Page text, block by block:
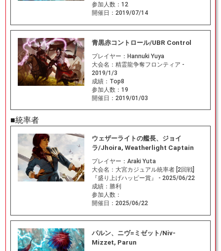
参加人数： 12
開催日： 2019/07/14
青黒赤コントロール/UBR Control
プレイヤー： Hannuki Yuya
大会名： 精霊龍争奪フロンティア -
2019/1/3
成績： Top8
参加人数： 19
開催日： 2019/01/03
■統率者
ウェザーライトの艦長、ジョイ
ラ/Jhoira, Weatherlight Captain
プレイヤー： Araki Yuta
大会名： 大宮カジュアル統率者 [2回戦]
『盛り上げハッピー賞』 - 2025/06/22
成績： 勝利
参加人数：
開催日： 2025/06/22
パルン、ニヴ=ミゼット/Niv-
Mizzet, Parun